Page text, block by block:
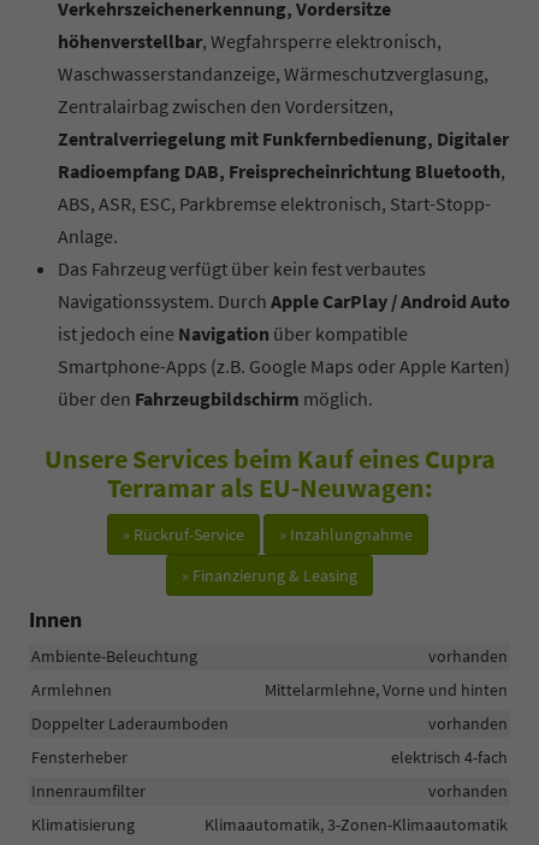
Verkehrszeichenerkennung, Vordersitze
höhenverstellbar, Wegfahrsperre elektronisch,
Waschwasserstandanzeige, Wärmeschutzverglasung,
Zentralairbag zwischen den Vordersitzen,
Zentralverriegelung mit Funkfernbedienung, Digitaler
Radioempfang DAB, Freisprecheinrichtung Bluetooth,
ABS, ASR, ESC, Parkbremse elektronisch, Start-Stopp-
Anlage.
Das Fahrzeug verfügt über kein fest verbautes
Navigationssystem. Durch Apple CarPlay / Android Auto
ist jedoch eine Navigation über kompatible
Smartphone-Apps (z.B. Google Maps oder Apple Karten)
über den Fahrzeugbildschirm möglich.
Unsere Services beim Kauf eines Cupra
Terramar als EU-Neuwagen:
» Rückruf-Service
» Inzahlungnahme
» Finanzierung & Leasing
Innen
Ambiente-Beleuchtung
vorhanden
Armlehnen
Mittelarmlehne, Vorne und hinten
Doppelter Laderaumboden
vorhanden
Fensterheber
elektrisch 4-fach
Innenraumfilter
vorhanden
Klimatisierung
Klimaautomatik, 3-Zonen-Klimaautomatik